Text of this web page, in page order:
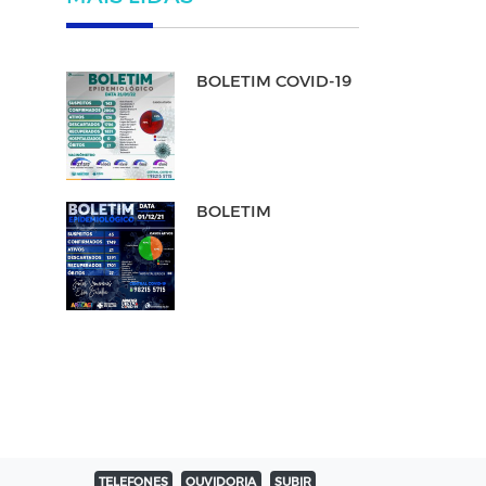
BOLETIM COVID-19
BOLETIM
TELEFONES OUVIDORIA SUBIR